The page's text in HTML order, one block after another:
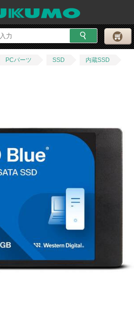
PCパーツ SSD
内蔵SSD